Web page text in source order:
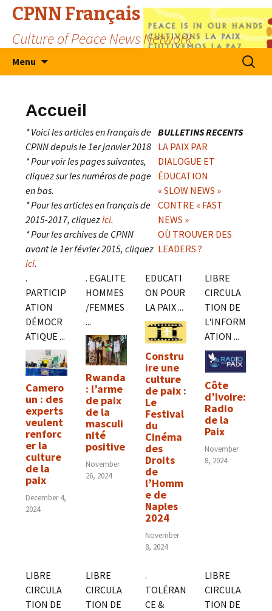
CPNN Français
Culture of Peace News Network
Menu
Search
for:
Accueil
* Voici les articles en français de
CPNN depuis le 1er janvier 2018
* Pour voir les pages suivantes,
cliquez sur les numéros de page
en bas.
* Pour les articles en français de
2015-2017, cliquezici.
* Pour les archives de CPNN
avant le 1er février 2015, cliquez
ici.
BULLETINS RECENTS
LA PAIX PAR
DIALOGUE ET
ÉDUCATION
« SLOW NEWS »
CONTRE « FAST
NEWS »
OÙ TROUVER DES
LEADERS ?
.
PARTICIP
ATION
DÉMOCR
ATIQUE ...
Camero
un : des
experts
veulent
renforc
er la
culture
de la
paix
December 4,
2024
. EGALITE
HOMMES
/FEMMES
...
Rwanda
: l’arme
de paix
de la
masculi
nité
positive
November
26, 2024
EDUCATI
ON POUR
LA PAIX ...
Constru
ire une
culture
de paix :
Le
Festival
du
Cinéma
des
Droits
de
l’Homm
e de
Naples
2024
November
8, 2024
LIBRE
CIRCULA
TION DE
L'INFORM
ATION ...
Côte
d’Ivoire:
Radio
de la
Paix
November
8, 2024
LIBRE
CIRCULA
TION DE
LIBRE
CIRCULA
TION DE
.
TOLÉRAN
CE &
LIBRE
CIRCULA
TION DE